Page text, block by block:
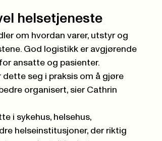
helsetjeneste
om hvordan varer, utstyr og
God logistikk er avgjørende
ansatte og pasienter.
seg i praksis om å gjøre
organisert, sier Cathrin
i sykehus, helsehus,
helseinstitusjoner, der riktig